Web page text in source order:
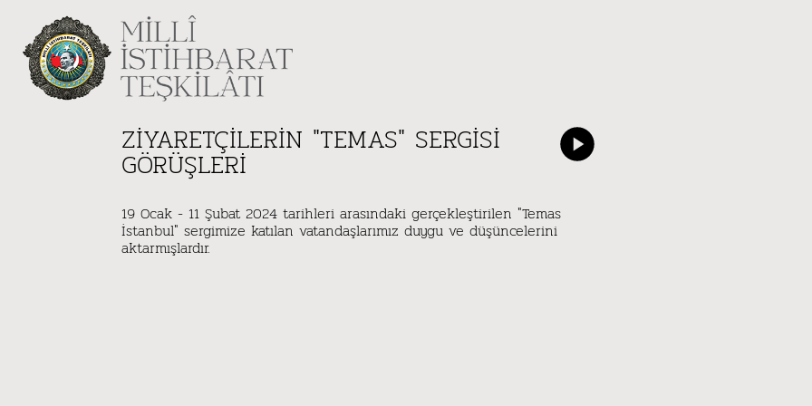
ZIYARETÇILERIN "TEMAS" SERGISI
GÖRÜŞLERI
19 Ocak - 11 Şubat 2024 tarihleri arasındaki gerçekleştirilen "Temas
İstanbul" sergimize katılan vatandaşlarımız duygu ve düşüncelerini
aktarmışlardır.